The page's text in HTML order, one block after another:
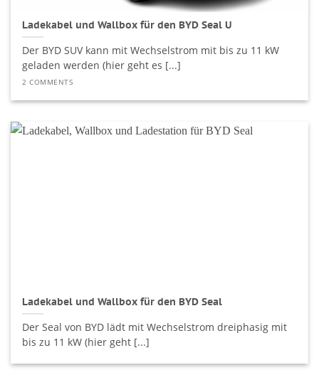
Ladekabel und Wallbox für den BYD Seal U
Der BYD SUV kann mit Wechselstrom mit bis zu 11 kW
geladen werden (hier geht es [...]
2 COMMENTS
Ladekabel und Wallbox für den BYD Seal
Der Seal von BYD lädt mit Wechselstrom dreiphasig mit
bis zu 11 kW (hier geht [...]